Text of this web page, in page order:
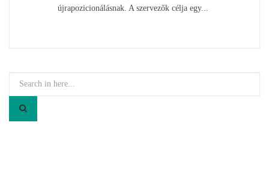
újrapozicionálásnak. A szervezők célja egy...